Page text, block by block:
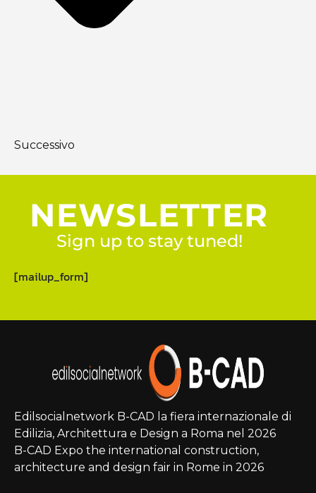
Successivo
NEWSLETTER
Sign up to stay tuned!
[mailup_form]
Edilsocialnetwork B-CAD la fiera internazionale di
Edilizia, Architettura e Design a Roma nel 2026
B-CAD Expo the international construction,
architecture and design fair in Rome in 2026